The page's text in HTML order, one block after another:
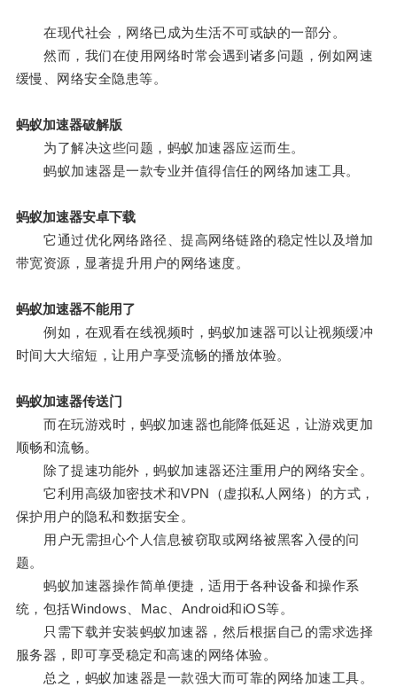
在现代社会，网络已成为生活不可或缺的一部分。
然而，我们在使用网络时常会遇到诸多问题，例如网速
缓慢、网络安全隐患等。
蚂蚁加速器破解版
为了解决这些问题，蚂蚁加速器应运而生。
蚂蚁加速器是一款专业并值得信任的网络加速工具。
蚂蚁加速器安卓下载
它通过优化网络路径、提高网络链路的稳定性以及增加
带宽资源，显著提升用户的网络速度。
蚂蚁加速器不能用了
例如，在观看在线视频时，蚂蚁加速器可以让视频缓冲
时间大大缩短，让用户享受流畅的播放体验。
蚂蚁加速器传送门
而在玩游戏时，蚂蚁加速器也能降低延迟，让游戏更加
顺畅和流畅。
除了提速功能外，蚂蚁加速器还注重用户的网络安全。
它利用高级加密技术和VPN（虚拟私人网络）的方式，
保护用户的隐私和数据安全。
用户无需担心个人信息被窃取或网络被黑客入侵的问
题。
蚂蚁加速器操作简单便捷，适用于各种设备和操作系
统，包括Windows、Mac、Android和iOS等。
只需下载并安装蚂蚁加速器，然后根据自己的需求选择
服务器，即可享受稳定和高速的网络体验。
总之，蚂蚁加速器是一款强大而可靠的网络加速工具。